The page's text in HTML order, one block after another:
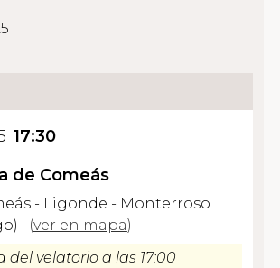
17:30
de Comeás
- Ligonde - Monterroso
(ver en mapa)
del velatorio a las 17:00